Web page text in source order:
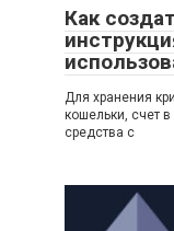
Как
Для хранения
кошельки, счет
средства с